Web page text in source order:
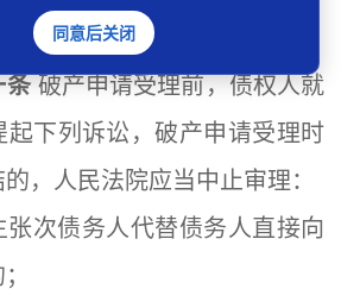
的，人民法院应予支持。
条破产申请受理前，债权人就
起下列诉讼，破产申请受理时
，人民法院应当中止审理：
次债务人代替债务人直接向
同意后关闭